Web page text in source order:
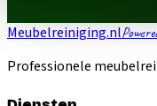
Meubelreiniging.nl
Professionele